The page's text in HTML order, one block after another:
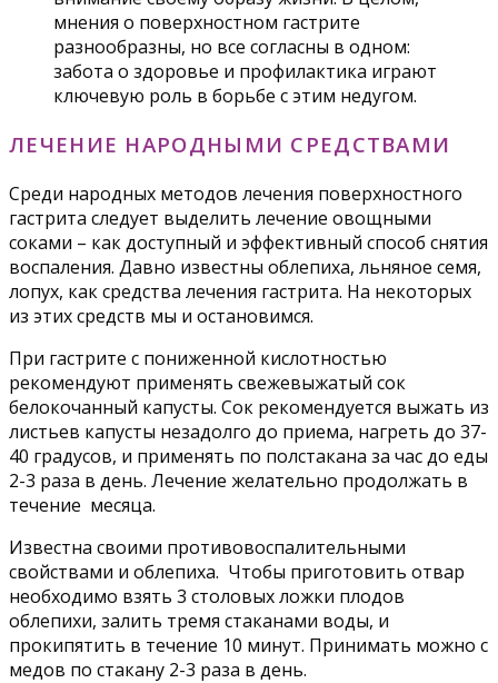
мнения о поверхностном гастрите
разнообразны, но все согласны в одном:
забота о здоровье и профилактика играют
ключевую роль в борьбе с этим недугом.
ЛЕЧЕНИЕ НАРОДНЫМИ СРЕДСТВАМИ
Среди народных методов лечения поверхностного
гастрита следует выделить лечение овощными
соками – как доступный и эффективный способ снятия
воспаления. Давно известны облепиха, льняное семя,
лопух, как средства лечения гастрита. На некоторых
из этих средств мы и остановимся.
При гастрите с пониженной кислотностью
рекомендуют применять свежевыжатый сок
белокочанный капусты. Сок рекомендуется выжать из
листьев капусты незадолго до приема, нагреть до 37-
40 градусов, и применять по полстакана за час до еды
2-3 раза в день. Лечение желательно продолжать в
течение месяца.
Известна своими противовоспалительными
свойствами и облепиха. Чтобы приготовить отвар
необходимо взять 3 столовых ложки плодов
облепихи, залить тремя стаканами воды, и
прокипятить в течение 10 минут. Принимать можно с
медов по стакану 2-3 раза в день.